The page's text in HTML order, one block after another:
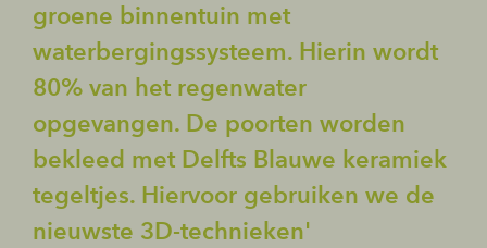
groene binnentuin met
waterbergingssysteem. Hierin wordt
80% van het regenwater
opgevangen. De poorten worden
bekleed met Delfts Blauwe keramiek
tegeltjes. Hiervoor gebruiken we de
nieuwste 3D-technieken'